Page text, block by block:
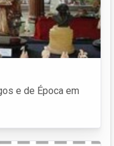
e de Época em